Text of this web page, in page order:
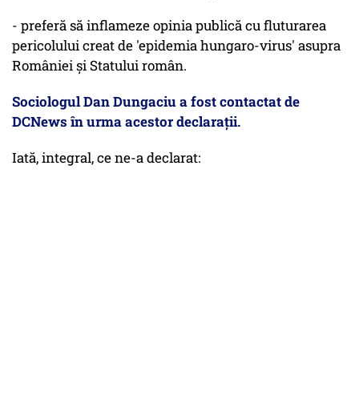
- preferă să inflameze opinia publică cu fluturarea
pericolului creat de 'epidemia hungaro-virus' asupra
României şi Statului român.
Sociologul Dan Dungaciu a fost contactat de
DCNews în urma acestor declarații.
Iată, integral, ce ne-a declarat: